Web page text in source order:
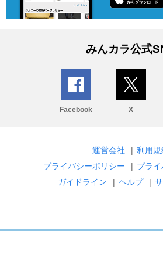
みんカラ公式
Facebook X
運営会社 | 利用規
プライバシーポリシー
| プラ
ガイドライン
| ヘルプ |